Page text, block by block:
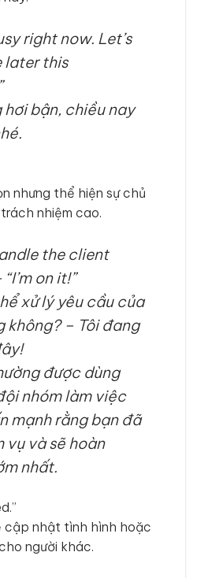
right now. Let’s
later this
hơi bận, chiều nay
nhưng thể hiện sự chủ
nhiệm cao.
the client
on it!”
xử lý yêu cầu của
không? – Tôi đang
được dùng
nhóm làm việc
mạnh rằng bạn đã
vụ và sẽ hoàn
nhất.
cập nhật tình hình hoặc
người khác.